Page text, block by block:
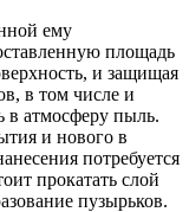
ему
площадь
и защищая
в том числе и
в атмосферу пыль.
и нового в
потребуется
прокатать слой
пузырьков.